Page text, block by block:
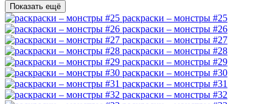
Показать ещё
раскраски – монстры #25
раскраски – монстры #26
раскраски – монстры #27
раскраски – монстры #28
раскраски – монстры #29
раскраски – монстры #30
раскраски – монстры #31
раскраски – монстры #32